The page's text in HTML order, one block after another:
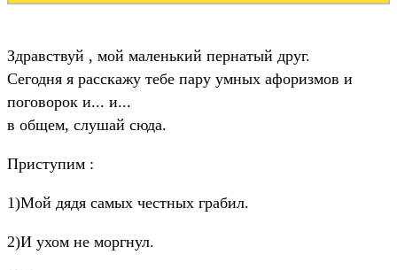
Здравствуй , мой маленький пернатый друг.
Сегодня я расскажу тебе пару умных афоризмов и
поговорок и... и...
в общем, слушай сюда.
Приступим :
1)Мой дядя самых честных грабил.
2)И ухом не моргнул.